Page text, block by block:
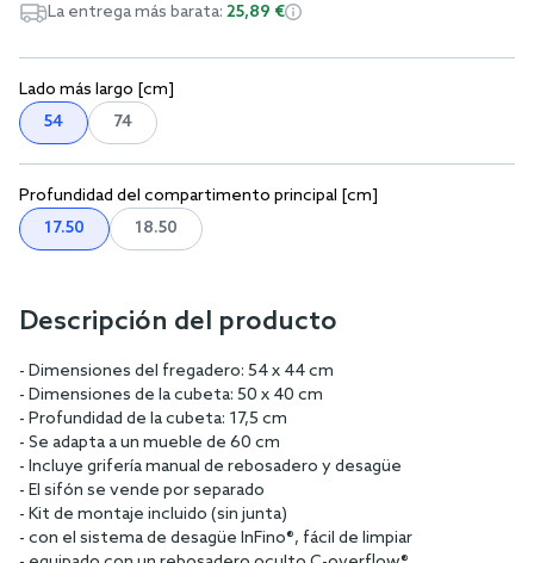
Lado más largo [cm]
54
74
Profundidad del compartimento principal [cm]
17.50
18.50
La entrega más barata: 25,89 €
Descripción del producto
- Dimensiones del fregadero: 54 x 44 cm
- Dimensiones de la cubeta: 50 x 40 cm
- Profundidad de la cubeta: 17,5 cm
- Se adapta a un mueble de 60 cm
- Incluye grifería manual de rebosadero y desagüe
- El sifón se vende por separado
- Kit de montaje incluido (sin junta)
- con el sistema de desagüe InFino®, fácil de limpiar